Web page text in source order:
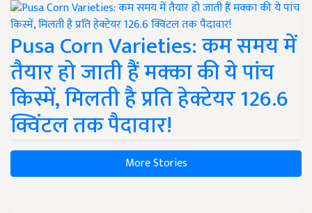
Pusa Corn Varieties: कम समय में
तैयार हो जाती हैं मक्का की ये पांच
किस्में, मिलती है प्रति हेक्टेयर 126.6
क्विंटल तक पैदावार!
More Stories